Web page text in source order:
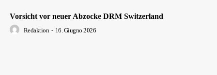
Vorsicht vor neuer Abzocke DRM Switzerland
Redaktion - 16. Giugno 2026